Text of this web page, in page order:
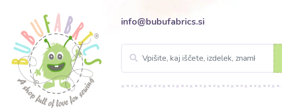
info@bubufabrics.si